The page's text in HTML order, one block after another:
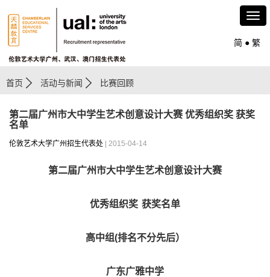
简 ● 繁
首页 活动与新闻 比赛回顾
第二届广州市大中学生艺术创意设计大赛 优秀组织奖 获奖
名单
伦敦艺术大学广州招生代表处 | 2015-04-14
第二届广州市大中学生艺术创意设计大赛
优秀组织奖 获奖名单
高中组(排名不分先后）
广东广雅中学